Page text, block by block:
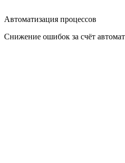
Автоматизация процессов
Снижение ошибок за счёт